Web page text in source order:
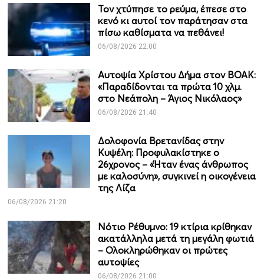
Τον χτύπησε το ρεύμα, έπεσε στο
κενό κι αυτοί τον παράτησαν στα
πίσω καθίσματα να πεθάνει!
06/08/2026 22:00
Αυτοψία Χρίστου Δήμα στον ΒΟΑΚ:
«Παραδίδονται τα πρώτα 10 χλμ.
στο Νεάπολη – Άγιος Νικόλαος»
06/08/2026 21:40
Δολοφονία Βρετανίδας στην
Κυψέλη: Προφυλακίστηκε ο
26χρονος – «Ήταν ένας άνθρωπος
με καλοσύνη», συγκινεί η οικογένεια
της Λίζα
06/08/2026 21:20
Νότιο Ρέθυμνο: 19 κτίρια κρίθηκαν
ακατάλληλα μετά τη μεγάλη φωτιά
– Ολοκληρώθηκαν οι πρώτες
αυτοψίες
06/08/2026 21:00